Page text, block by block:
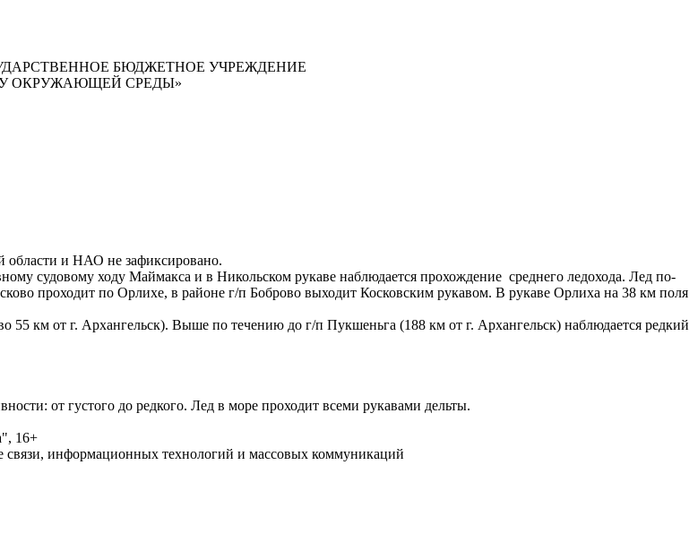
БЮДЖЕТНОЕ УЧРЕЖДЕНИЕ
ОКРУЖАЮЩЕЙ СРЕДЫ»
области и НАО не зафиксировано.
судовому ходу Маймакса и в Никольском рукаве наблюдается прохождение среднего ледохода. Лед по-
проходит по Орлихе, в районе г/п Боброво выходит Косковским рукавом. В рукаве Орлиха на 38 км поля
55 км от г. Архангельск). Выше по течению до г/п Пукшеньга (188 км от г. Архангельск) наблюдается редкий
от густого до редкого. Лед в море проходит всеми рукавами дельты.
16+
информационных технологий и массовых коммуникаций